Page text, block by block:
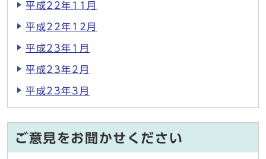
平成22年11月
平成22年12月
平成23年1月
平成23年2月
平成23年3月
ご意見をお聞かせください